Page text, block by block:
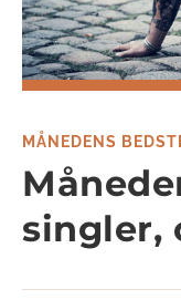
MÅNEDENS
singler,